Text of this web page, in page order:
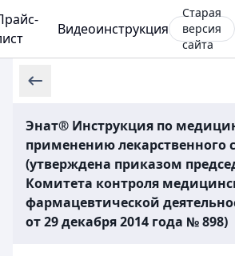
Видеоинструкция
Старая
версия
сайта
Энат® Инструкция по
применению лекарственного
(утверждена приказом
Комитета контроля
фармацевтической
от 29 декабря 2014 года № 898)